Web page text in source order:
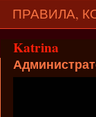
ПРАВИЛА,
Katrina